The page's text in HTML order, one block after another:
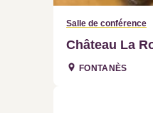
Salle de conférence
Château La
FONTANÈS